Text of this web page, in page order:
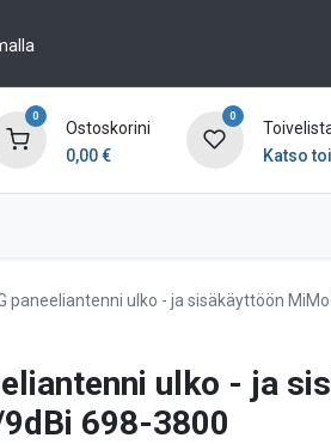
0
Ostoskorini
0,00€
0
Katso
paneeliantenni ulko - ja sisäkäyttöön
ulko - ja
698-3800